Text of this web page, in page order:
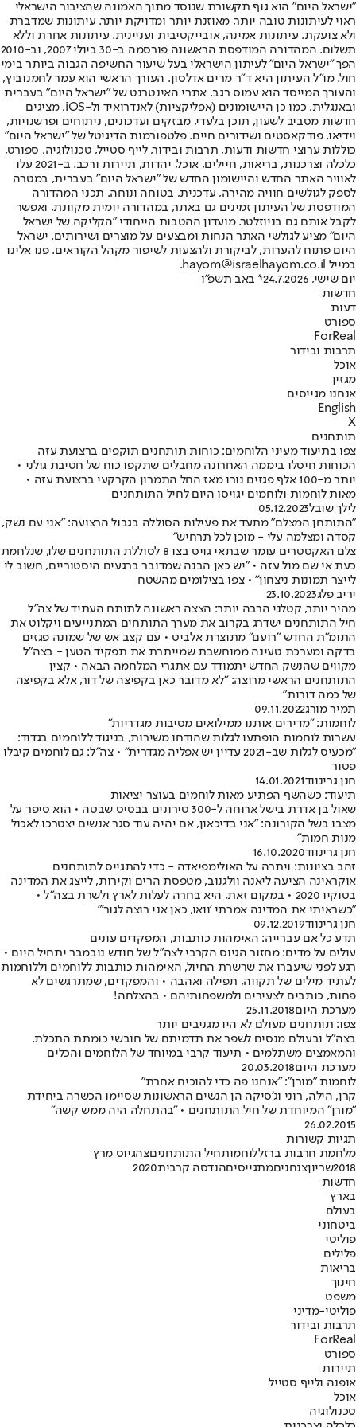
"ישראל היום" הוא גוף תקשורת שנוסד מתוך האמונה שהציבור הישראלי
ראוי לעיתונות טובה יותר, מאוזנת יותר ומדויקת יותר. עיתונות שמדברת
ולא צועקת. עיתונות אמינה, אובייקטיבית ועניינית. עיתונות אחרת וללא
תשלום. המהדורה המודפסת הראשונה פורסמה ב-30 ביולי 2007, וב-2010
הפך "ישראל היום" לעיתון הישראלי בעל שיעור החשיפה הגבוה ביותר בימי
חול. מו"ל העיתון היא ד"ר מרים אדלסון. העורך הראשי הוא עמר לחמנוביץ,
והעורך המייסד הוא עמוס רגב. אתרי האינטרנט של "ישראל היום" בעברית
ובאנגלית, כמו כן היישומונים (אפליקציות) לאנדרואיד ול-iOS, מציגים
חדשות מסביב לשעון, תוכן בלעדי, מבזקים ועדכונים, ניתוחים ופרשנויות,
וידיאו, פודקאסטים ושידורים חיים. פלטפורמות הדיגיטל של "ישראל היום"
כוללות ערוצי חדשות ודעות, תרבות ובידור, לייף סטייל, טכנולוגיה, ספורט,
כלכלה וצרכנות, בריאות, חיילים, אוכל, יהדות, תיירות ורכב. ב-2021 עלו
לאוויר האתר החדש והיישומון החדש של "ישראל היום" בעברית, במטרה
לספק לגולשים חוויה מהירה, עדכנית, בטוחה ונוחה. תכני המהדורה
המודפסת של העיתון זמינים גם באתר, במהדורה יומית מקוונת, ואפשר
לקבל אותם גם בניוזלטר. מועדון ההטבות הייחודי "הקליקה של ישראל
היום" מציע לגולשי האתר הנחות ומבצעים על מוצרים ושירותים. ישראל
היום פתוח להערות, לביקורת ולהצעות לשיפור מקהל הקוראים. פנו אלינו
במייל hayom@israelhayom.co.il.
יום שישי, 24.7.2026
י' באב תשפ"ו
חדשות
דעות
ספורט
ForReal
תרבות ובידור
אוכל
מגזין
אנחנו מגייסים
English
X
תותחנים
צפו בתיעוד מעיני הלוחמים: כוחות תותחנים תוקפים ברצועת עזה
הכוחות חיסלו ביממה האחרונה מחבלים שתקפו כוח של חטיבת גולני •
יותר מ-100 אלף פגזים נורו מאז החל התמרון הקרקעי ברצועת עזה •
מאות לוחמות ולוחמים יגויסו היום לחיל התותחנים
לילך שובל05.12.2023
"התותחן המצלם" מתעד את פעילות הסוללה בגבול הרצועה: "אני עם נשק,
קסדה ומצלמה עלי - מוכן לכל תרחיש"
צלם האקסטרים עומר שבתאי גויס בצו 8 לסוללת התותחנים שלו, שנלחמת
כעת אי שם מול עזה • "יש כאן הבנה שמדובר ברגעים היסטוריים, חשוב לי
לייצר תמונות ניצחון" • צפו בצילומים מהשטח
יריב פלג23.10.2023
מהיר יותר, קטלני הרבה יותר: הצצה ראשונה לתותח העתיד של צה"ל
חיל התותחנים ישדרג בקרוב את מערך התותחים המתנייעים ויקלוט את
התומ"ת החדש "רועם" מתוצרת אלביט • עם קצב אש של שמונה פגזים
בדקה ומערכת טעינה ממוחשבת שמייתרת את תפקיד הטען - בצה"ל
מקווים שהנשק החדש יתמודד עם אתגרי המלחמה הבאה • קצין
התותחנים הראשי מרוצה: "לא מדובר כאן בקפיצה של דור, אלא בקפיצה
של כמה דורות"
תמיר מורג09.11.2022
לוחמות: "מדירים אותנו ממילואים מסיבות מגדריות"
עשרות לוחמות הופתעו לגלות שהודחו משירות, בניגוד ללוחמים בגדוד:
"מכעיס לגלות שב-2021 עדיין יש אפליה מגדרית" • צה"ל: גם לוחמים קיבלו
פטור
חנן גרינווד14.01.2021
תיעוד: כשהשף הפתיע מאות לוחמים בעוצר יציאות
שאול בן אדרת בישל ארוחה ל-300 טירונים בבסיס שבטה • הוא סיפר על
מצבו בשל הקורונה: "אני בדיכאון, אם יהיה עוד סגר אנשים יצטרכו לאכול
מנות חמות"
חנן גרינווד16.10.2020
זהב בציונות: ויתרה על האולימפיאדה - כדי להתגייס לתותחנים
אוקראינה הציעה ליאנה וולגנוב, מטפסת הרים וקירות, לייצג את המדינה
בטוקיו 2020 • במקום זאת, היא בחרה לעלות לארץ ולשרת בצה"ל •
"כשראיתי את המדינה אמרתי 'וואו, כאן אני רוצה לגור'"
חנן גרינווד09.12.2019
תדע כל אם עברייה: האימהות כותבות, המפקדים עונים
עולים על מדים: מחזור הגיוס הקרבי לצה"ל של חודש נובמבר יתחיל היום •
רגע לפני שיעברו את שרשרת החיול, האימהות כותבות ללוחמים וללוחמות
לעתיד מילים של תקווה, תפילה ואהבה • והמפקדים, שמתרגשים לא
פחות, כותבים לצעירים ולמשפחותיהם • בהצלחה!
מערכת היום25.11.2018
צפו: תותחנים מעולם לא היו מגניבים יותר
בצה"ל ובעולם מנסים לשפר את תדמיתם של חובשי כומתת התכלת,
והמאמצים משתלמים • תיעוד קרבי במיוחד של הלוחמים והכלים
מערכת היום20.03.2018
לוחמות "מורן": "אנחנו פה כדי להוכיח אחרת"
קרן, הילה, רוני וג'סיקה הן הנשים הראשונות שסיימו הכשרה ביחידת
"מורן" המיוחדת של חיל התותחנים • "בהתחלה היה ממש קשה"
26.02.2015
תגיות קשורות
מלחמת חרבות ברזללוחמותחיל התותחניםצהגיוס מרץ
2018שריוןצנחניםמתגייסיםהנדסה קרבית2020
חדשות
בארץ
בעולם
ביטחוני
פוליטי
פלילים
בריאות
חינוך
משפט
פוליטי-מדיני
תרבות ובידור
ForReal
ספורט
תיירות
אופנה ולייף סטייל
אוכל
טכנולוגיה